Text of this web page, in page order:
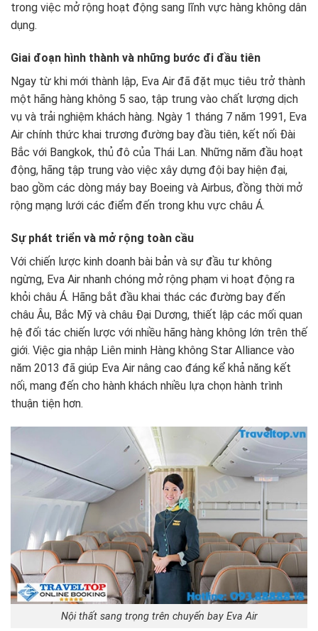
trong việc mở rộng hoạt động sang lĩnh vực hàng không dân
dụng.
Giai đoạn hình thành và những bước đi đầu tiên
Ngay từ khi mới thành lập, Eva Air đã đặt mục tiêu trở thành
một hãng hàng không 5 sao, tập trung vào chất lượng dịch
vụ và trải nghiệm khách hàng. Ngày 1 tháng 7 năm 1991, Eva
Air chính thức khai trương đường bay đầu tiên, kết nối Đài
Bắc với Bangkok, thủ đô của Thái Lan. Những năm đầu hoạt
động, hãng tập trung vào việc xây dựng đội bay hiện đại,
bao gồm các dòng máy bay Boeing và Airbus, đồng thời mở
rộng mạng lưới các điểm đến trong khu vực châu Á.
Sự phát triển và mở rộng toàn cầu
Với chiến lược kinh doanh bài bản và sự đầu tư không
ngừng, Eva Air nhanh chóng mở rộng phạm vi hoạt động ra
khỏi châu Á. Hãng bắt đầu khai thác các đường bay đến
châu Âu, Bắc Mỹ và châu Đại Dương, thiết lập các mối quan
hệ đối tác chiến lược với nhiều hãng hàng không lớn trên thế
giới. Việc gia nhập Liên minh Hàng không Star Alliance vào
năm 2013 đã giúp Eva Air nâng cao đáng kể khả năng kết
nối, mang đến cho hành khách nhiều lựa chọn hành trình
thuận tiện hơn.
Nội thất sang trọng trên chuyến bay Eva Air